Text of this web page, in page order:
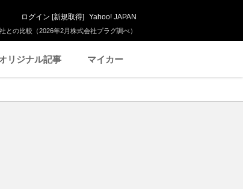
の比較（2026年2月株式会社プラグ調べ）
ログイン [新規取得] Yahoo! JAPAN
リジナル記事 マイカー